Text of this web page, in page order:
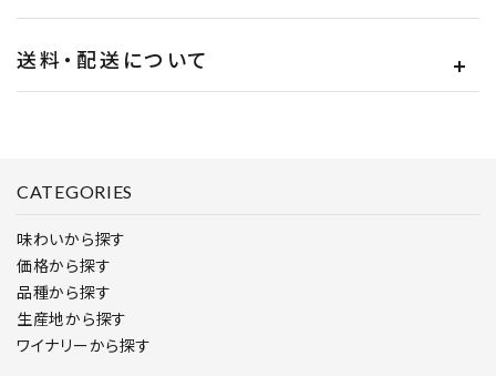
検索する
送料・配送について
CATEGORIES
味わいから探す
価格から探す
品種から探す
生産地から探す
ワイナリーから探す